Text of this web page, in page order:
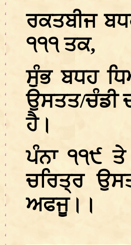
ਰਕਤਬੀਜ
੧੧੧ ਤਕ,
ਸੁੰਭ ਬਧਹ
ਉਸਤਤ/ਚੰਡੀ
ਹੈ।
ਪੰਨਾ ੧੧੯
ਚਰਿਤ੍ਰ
ਅਫਜੂ।।